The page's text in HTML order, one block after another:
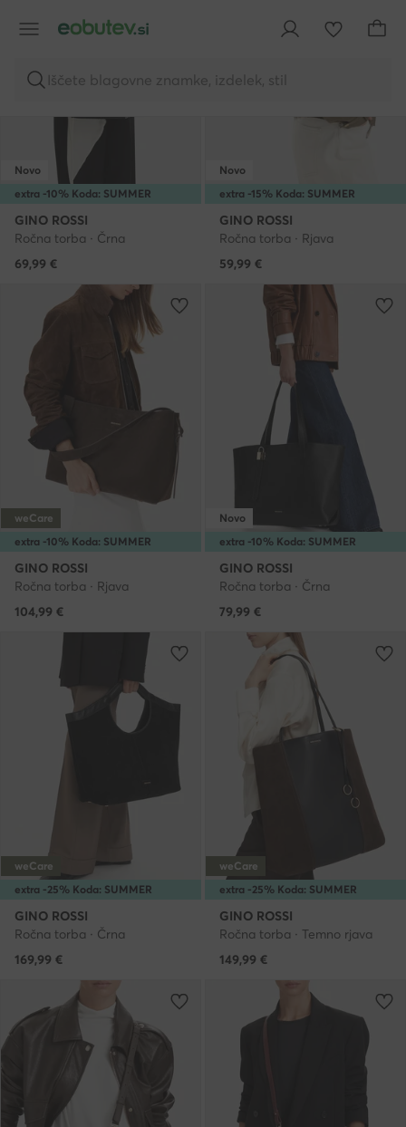
Iščete blagovne znamke, izdelek, stil
extra -10% Koda: SUMMER
Novo
GINO ROSSI
Ročna torba · Črna
69,99 €
extra -15% Koda: SUMMER
Novo
GINO ROSSI
Ročna torba · Rjava
59,99 €
extra -10% Koda: SUMMER
weCare
GINO ROSSI
Ročna torba · Rjava
104,99 €
extra -10% Koda: SUMMER
Novo
GINO ROSSI
Ročna torba · Črna
79,99 €
extra -25% Koda: SUMMER
weCare
GINO ROSSI
Ročna torba · Črna
169,99 €
extra -25% Koda: SUMMER
weCare
GINO ROSSI
Ročna torba · Temno rjava
149,99 €